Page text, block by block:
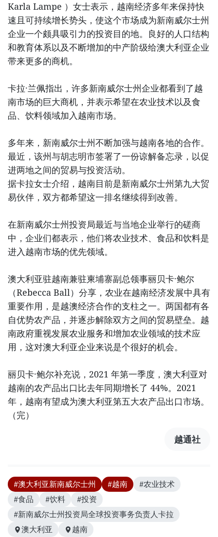
Karla Lampe ）女士表示，越南经济多年来保持快
速且可持续增长势头，使这个市场成为新南威尔士州
企业一个颇具吸引力的投资目的地。良好的人口结构
和教育体系以及不断增加的中产阶级给澳大利亚企业
带来更多的商机。
卡拉·兰佩指出，许多新南威尔士州企业都看到了越
南市场的巨大商机，并表示希望在农业技术以及食
品、饮料领域加入越南市场。
多年来，新南威尔士州不断加强与越南各地的合作。
最近，该州与胡志明市签署了一份谅解备忘录，以促
进两地之间的贸易与投资活动。
据卡拉女士介绍，越南目前是新南威尔士州第九大贸
易伙伴，双方都希望这一排名继续得到改善。
在新南威尔士州投资局最近与当地企业举行的磋商
中，企业们都表示，他们将农业技术、食品和饮料是
进入越南市场的优先领域。
澳大利亚驻越南兼驻柬埔寨副总领事丽贝卡·鲍尔
（Rebecca Ball）分享，农业在越南经济发展中具有
重要作用，是越澳经济合作的支柱之一。两国都有各
自优势农产品，并逐步解除双方之间的贸易壁垒。越
南政府重视发展农业服务和增加农业领域的技术应
用，这对澳大利亚企业来说是个很好的机会。
丽贝卡·鲍尔补充说，2021 年第一季度，澳大利亚对
越南的农产品出口比去年同期增长了 44%。2021
年，越南有望成为澳大利亚第五大农产品出口市场。
（完）
越通社
#澳大利亚新南威尔士州 #越南
#农业技术
#食品
#饮料
#投资
#新南威尔士州投资局全球投资事务负责人卡拉
澳大利亚
越南